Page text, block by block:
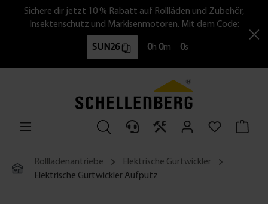
Sichere dir jetzt 10 % Rabatt auf Rollläden und Zubehör,
Insektenschutz und Markisenmotoren. Mit dem Code:
SUN26 0h 0m 0s
Rollladenantriebe
Elektrische Gurtwickler
Elektrische Gurtwickler Aufputz